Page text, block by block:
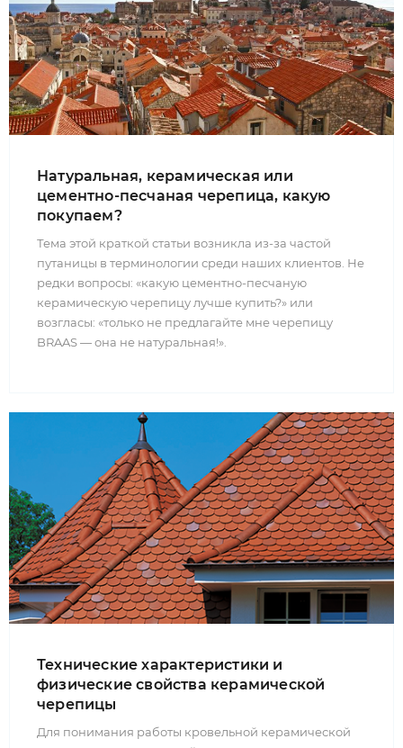
Натуральная, керамическая или
цементно-песчаная черепица, какую
покупаем?
Тема этой краткой статьи возникла из-за частой
путаницы в терминологии среди наших клиентов. Не
редки вопросы: «какую цементно-песчаную
керамическую черепицу лучше купить?» или
возгласы: «только не предлагайте мне черепицу
BRAAS — она не натуральная!».
Технические характеристики и
физические свойства керамической
черепицы
Для понимания работы кровельной керамической